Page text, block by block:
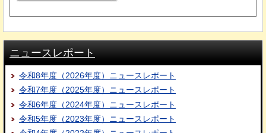
ニュースレポート
令和8年度（2026年度）ニュースレポート
令和7年度（2025年度）ニュースレポート
令和6年度（2024年度）ニュースレポート
令和5年度（2023年度）ニュースレポート